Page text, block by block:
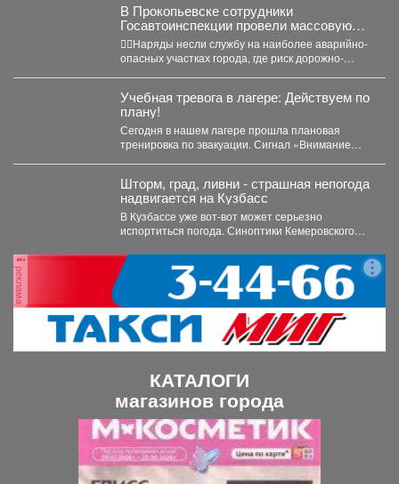
В Прокопьевске сотрудники
Госавтоинспекции провели массовую
проверку водителей
👮‍♂Наряды несли службу на наиболее аварийно-
опасных участках города, где риск дорожно-
Учебная тревога в лагере: Действуем по
плану!
Сегодня в нашем лагере прошла плановая
тренировка по эвакуации. Сигнал «Внимание
Шторм, град, ливни - страшная непогода
надвигается на Кузбасс
В Кузбассе уже вот-вот может серьезно
испортиться погода. Синоптики Кемеровского
реклама
КАТАЛОГИ
магазинов города